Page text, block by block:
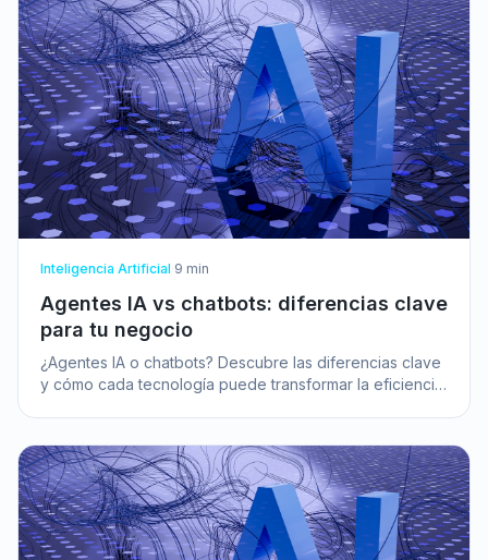
Inteligencia Artificial 9 min
Agentes IA vs chatbots: diferencias clave
para tu negocio
¿Agentes IA o chatbots? Descubre las diferencias clave
y cómo cada tecnología puede transformar la eficiencia